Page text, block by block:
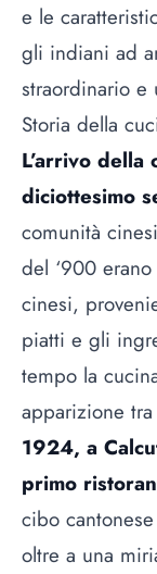
e le
gli indiani ad
straordinario
Storia della
L’arrivo
diciottesimo
comunità
del ‘900
cinesi,
piatti e gli
tempo la
apparizione
1924, a
primo
cibo
oltre a una